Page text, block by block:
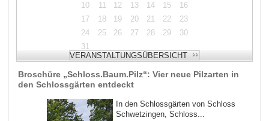
10
11 12 13 14 15
16
17
18 19 20 21 22
23
24
25 26 27 28 29
30
31
Broschüre „Schloss.Baum.Pilz“: Vier neue Pilzarten in
den Schlossgärten entdeckt
In den Schlossgärten von Schloss
Schwetzingen, Schloss...